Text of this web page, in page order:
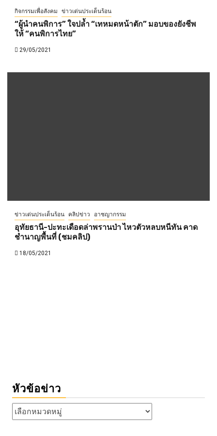
กิจกรรมเพื่อสังคม ข่าวเด่นประเด็นร้อน
“ผู้นำคนพิการ” ใจปล้ำ “เทหมดหน้าตัก” มอบของยังชีพ
ให้ “คนพิการไทย”
29/05/2021
ข่าวเด่นประเด็นร้อน คลิปข่าว อาชญากรรม
อุทัยธานี-ปะทะเดือดล่าพรานป่า ไหวตัวหลบหนีทัน คาด
ชำนาญพื้นที่ (ชมคลิป)
18/05/2021
หัวข้อข่าว
หัวข้อ
ข่าว